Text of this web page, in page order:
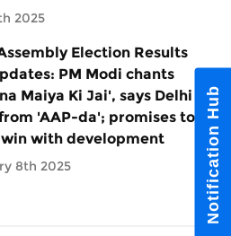
2025
Election Results
PM Modi chants
Maiya Ki Jai', says Delhi
'AAP-da'; promises to
with development
8th 2025 Notification Hub